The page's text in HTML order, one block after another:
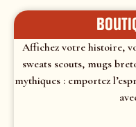
Affichez votre histoire,
sweats scouts, mugs
mythiques : emportez